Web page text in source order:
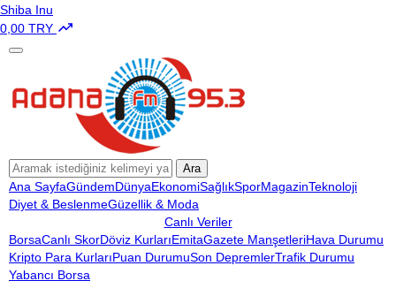
Shiba Inu
0,00 TRY
Ara
Ana SayfaGündemDünyaEkonomiSağlıkSporMagazinTeknoloji
Diyet & BeslenmeGüzellik & Moda
Canlı Veriler
BorsaCanlı SkorDöviz KurlarıEmitaGazete ManşetleriHava Durumu
Kripto Para KurlarıPuan DurumuSon DepremlerTrafik Durumu
Yabancı Borsa